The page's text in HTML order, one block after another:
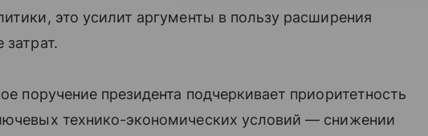
это усилит аргументы в пользу расширения
поручение президента подчеркивает приоритетность
технико-экономических условий — снижении